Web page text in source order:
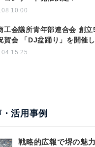
10:00
工会議所青年部連合会 創立
賀会 「DJ盆踊り」を開催
15:25
活用事例
戦略的広報で堺の魅